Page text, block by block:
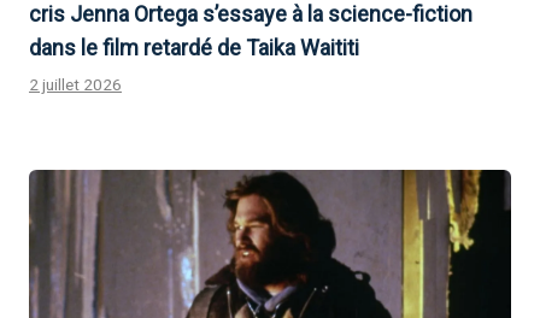
cris Jenna Ortega s’essaye à la science-fiction
dans le film retardé de Taika Waititi
2 juillet 2026